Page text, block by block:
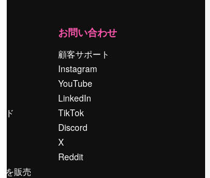
ド
を販売
お問い合わせ
顧客サポート
Instagram
YouTube
LinkedIn
TikTok
Discord
X
Reddit